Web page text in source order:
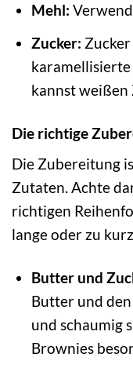
Mehl:
Zucker:
kannst weißen
Die richtige
Die Zubereitung
Zutaten. Achte
richtigen
lange oder zu
Butter und
Butter und den
und schaumig
Brownies